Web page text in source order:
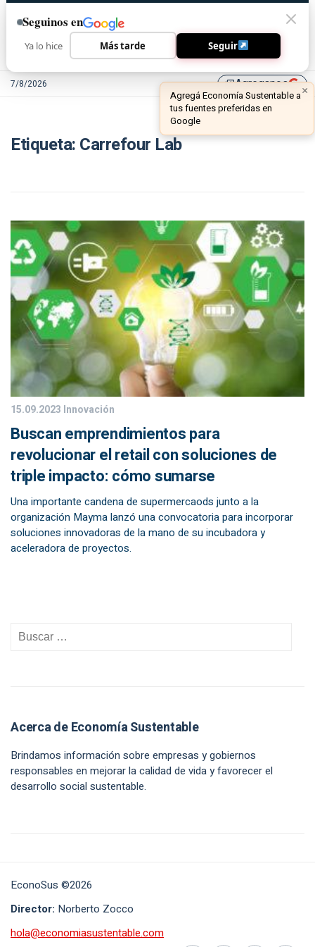
7/8/2026 library_addAgreganos ×
Agregá Economía Sustentable a
tus fuentes preferidas en
Google
Etiqueta: Carrefour Lab
15.09.2023 Innovación
Buscan emprendimientos para
revolucionar el retail con soluciones de
triple impacto: cómo sumarse
Una importante candena de supermercaods junto a la
organización Mayma lanzó una convocatoria para incorporar
soluciones innovadoras de la mano de su incubadora y
aceleradora de proyectos.
Acerca de Economía Sustentable
Brindamos información sobre empresas y gobiernos
responsables en mejorar la calidad de vida y favorecer el
desarrollo social sustentable.
EconoSus ©2026
Director: Norberto Zocco
hola@economiasustentable.com
Seguinos en
Ya lo hice Más tarde Seguir